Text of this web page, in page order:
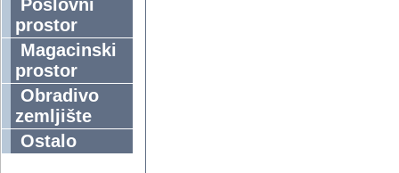
Poslovni
prostor
Magacinski
prostor
Obradivo
zemljište
Ostalo